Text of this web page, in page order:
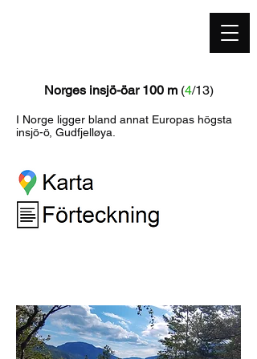
Norges insjö-öar 100 m(4/13)
I Norge ligger bland annat Europas högsta
insjö-ö, Gudfjelløya.